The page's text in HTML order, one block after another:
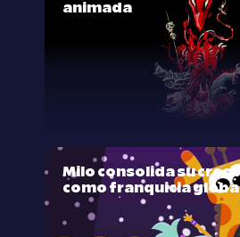
animada
Milo consolida su
como franquicia